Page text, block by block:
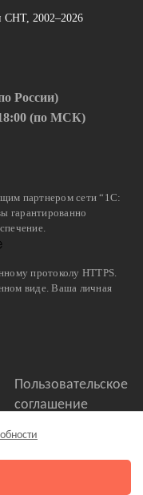
2002–2026
России)
18:00 (по МСК)
партнером сети “1С:
гарантированно
протоколу HTTPS.
виде. Ваша личная
Пользовательское
соглашение